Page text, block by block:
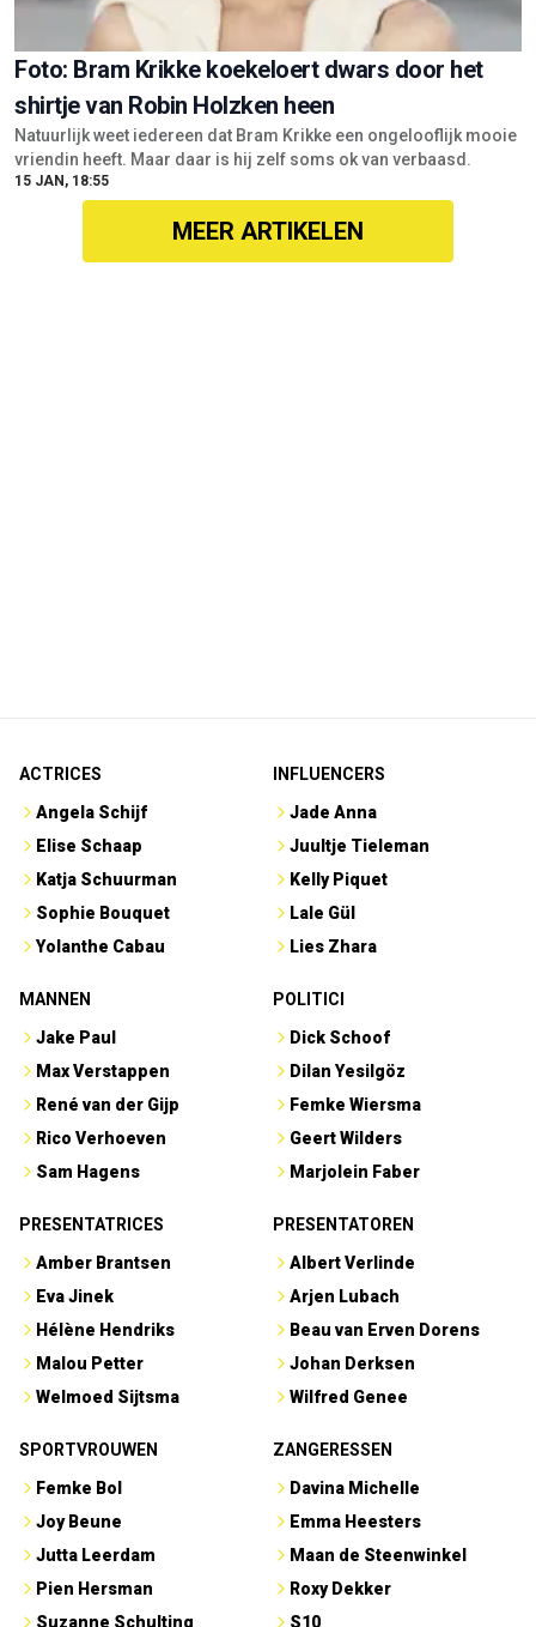
Foto: Bram Krikke koekeloert dwars door het
shirtje van Robin Holzken heen
Natuurlijk weet iedereen dat Bram Krikke een ongelooflijk mooie
vriendin heeft. Maar daar is hij zelf soms ok van verbaasd.
15 JAN, 18:55
MEER ARTIKELEN
ACTRICES
Angela Schijf
Elise Schaap
Katja Schuurman
Sophie Bouquet
Yolanthe Cabau
INFLUENCERS
Jade Anna
Juultje Tieleman
Kelly Piquet
Lale Gül
Lies Zhara
MANNEN
Jake Paul
Max Verstappen
René van der Gijp
Rico Verhoeven
Sam Hagens
POLITICI
Dick Schoof
Dilan Yesilgöz
Femke Wiersma
Geert Wilders
Marjolein Faber
PRESENTATRICES
Amber Brantsen
Eva Jinek
Hélène Hendriks
Malou Petter
Welmoed Sijtsma
PRESENTATOREN
Albert Verlinde
Arjen Lubach
Beau van Erven Dorens
Johan Derksen
Wilfred Genee
SPORTVROUWEN
Femke Bol
Joy Beune
Jutta Leerdam
Pien Hersman
Suzanne Schulting
ZANGERESSEN
Davina Michelle
Emma Heesters
Maan de Steenwinkel
Roxy Dekker
S10